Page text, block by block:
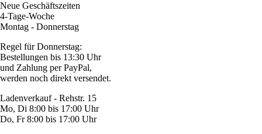
Neue Geschäftszeiten
4-Tage-Woche
Montag - Donnerstag
Regel für Donnerstag:
Bestellungen bis 13:30 Uhr
und Zahlung per PayPal,
werden noch direkt versendet.
Ladenverkauf - Rehstr. 15
Mo, Di 8:00 bis 17:00 Uhr
Do, Fr 8:00 bis 17:00 Uhr